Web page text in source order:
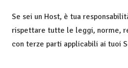
Se sei un Host, è tua
rispettare tutte le leggi, norme,
con terze parti applicabili ai tuoi